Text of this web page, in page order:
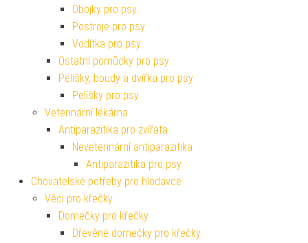
Obojky pro psy
Postroje pro psy
Vodítka pro psy
Ostatní pomůcky pro psy
Pelíšky, boudy a dvířka pro psy
Pelíšky pro psy
Veterinární lékárna
Antiparazitika pro zvířata
Neveterinární antiparazitika
Antiparazitika pro psy
Chovatelské potřeby pro hlodavce
Věci pro křečky
Domečky pro křečky
Dřevěné domečky pro křečky